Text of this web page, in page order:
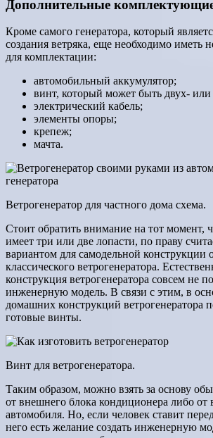
Дополнительные
Кроме самого генератора, который
создания ветряка, еще необходимо иметь
для комплектации:
автомобильный аккумулятор;
винт, который может быть двух-
электрический кабель;
элементы опоры;
крепеж;
мачта.
Ветрогенератор для частного дома схема.
Стоит обратить внимание на тот момент,
имеет три или две лопасти, по праву
вариантом для самодельной конструкции
классического ветрогенератора.
конструкция ветрогенератора совсем не
инженерную модель. В связи с этим, в
домашних конструкций ветрогенератора
готовые винты.
Винт для ветрогенератора.
Таким образом, можно взять за основу
от внешнего блока кондиционера либо от
автомобиля. Но, если человек ставит
него есть желание создать инженерную